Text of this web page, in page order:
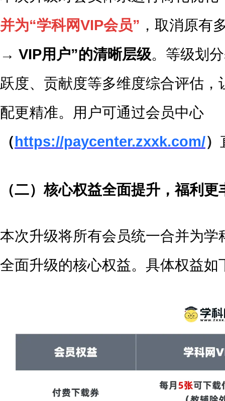
并为“学科网VIP会员” ，取消原有
→ VIP用户”的清晰层级。等级划
跃度、贡献度等多维度综合评估
配更精准。用户可通过会员中心
（https://paycenter.zxxk.com/）
（二）核心权益全面提升，福利更
本次升级将所有会员统一合并为
全面升级的核心权益。具体权益如